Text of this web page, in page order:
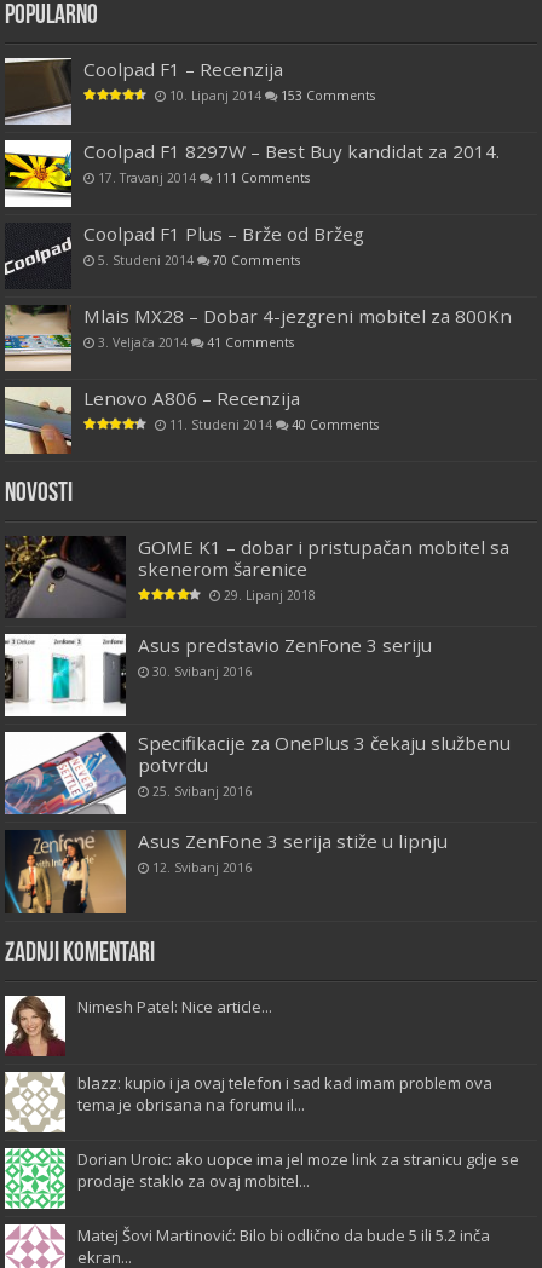
Popularno
Coolpad F1 – Recenzija
10. Lipanj 2014 153 Comments
Coolpad F1 8297W – Best Buy kandidat za 2014.
17. Travanj 2014 111 Comments
Coolpad F1 Plus – Brže od Bržeg
5. Studeni 2014 70 Comments
Mlais MX28 – Dobar 4-jezgreni mobitel za 800Kn
3. Veljača 2014 41 Comments
Lenovo A806 – Recenzija
11. Studeni 2014 40 Comments
Novosti
GOME K1 – dobar i pristupačan mobitel sa
skenerom šarenice
29. Lipanj 2018
Asus predstavio ZenFone 3 seriju
30. Svibanj 2016
Specifikacije za OnePlus 3 čekaju službenu
potvrdu
25. Svibanj 2016
Asus ZenFone 3 serija stiže u lipnju
12. Svibanj 2016
Zadnji komentari
Nimesh Patel: Nice article...
blazz: kupio i ja ovaj telefon i sad kad imam problem ova
tema je obrisana na forumu il...
Dorian Uroic: ako uopce ima jel moze link za stranicu gdje se
prodaje staklo za ovaj mobitel...
Matej Šovi Martinović: Bilo bi odlično da bude 5 ili 5.2 inča
ekran...